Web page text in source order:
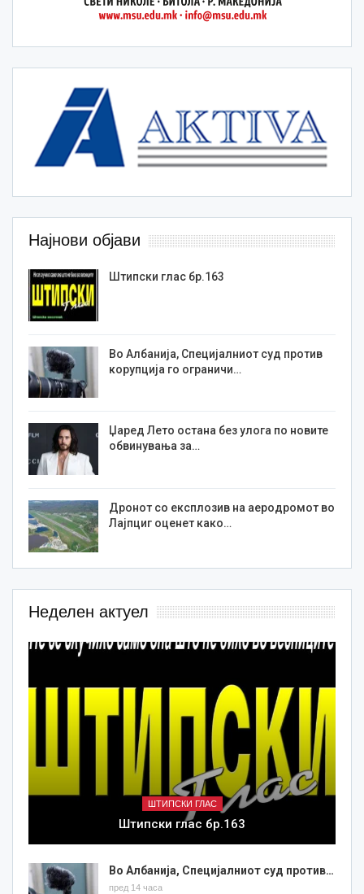
Најнови објави
Штипски глас бр.163
Во Албанија, Специјалниот суд против
корупција го ограничи…
Џаред Лето остана без улога по новите
обвинувања за…
Дронот со експлозив на аеродромот во
Лајпциг оценет како…
Неделен актуел
ШТИПСКИ ГЛАС
Штипски глас бр.163
Во Албанија, Специјалниот суд против…
пред 14 часа